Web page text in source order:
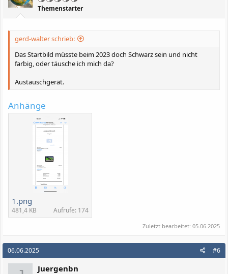
Themenstarter
gerd-walter schrieb:
Das Startbild müsste beim 2023 doch Schwarz sein und nicht
farbig, oder täusche ich mich da?
Austauschgerät.
Anhänge
1.png
481,4 KB Aufrufe: 174
Zuletzt bearbeitet: 05.06.2025
06.06.2025 #6
Juergenbn